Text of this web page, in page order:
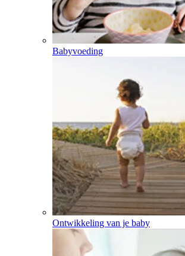
Babyvoeding
Ontwikkeling van je baby